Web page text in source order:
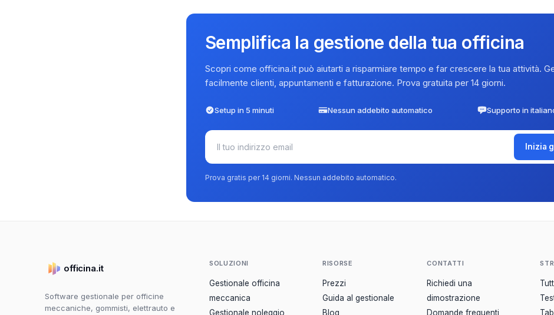
Semplifica la gestione della tua officina
Scopri come officina.it può aiutarti a risparmiare tempo e far crescere la tua attività.
facilmente clienti, appuntamenti e fatturazione. Prova gratuita per 14 giorni.
Setup in 5 minuti Nessun addebito automatico Supporto in
Inizia
Prova gratis per 14 giorni. Nessun addebito automatico.
officina.it
Software gestionale per officine
meccaniche, gommisti, elettrauto e
SOLUZIONI
Gestionale officina
meccanica
Gestionale noleggio
RISORSE
Prezzi
Guida al gestionale
Blog
CONTATTI
Richiedi una
dimostrazione
Domande frequenti